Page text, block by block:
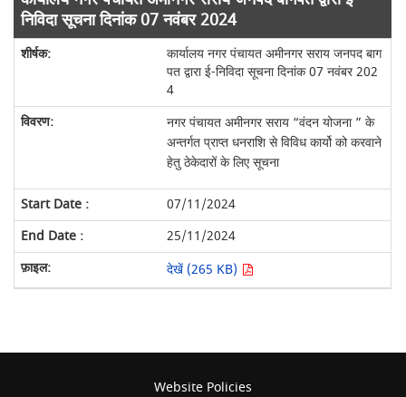
निविदा सूचना दिनांक 07 नवंबर 2024
कार्यालय नगर पंचायत अमीनगर सराय जनपद बाग
पत द्वारा ई-निविदा सूचना दिनांक 07 नवंबर 202
4
नगर पंचायत अमीनगर सराय “वंदन योजना ” के
अन्तर्गत प्राप्त धनराशि से विविध कार्यो को करवाने
हेतु ठेकेदारों के लिए सूचना
07/11/2024
25/11/2024
देखें (265 KB)
Website Policies